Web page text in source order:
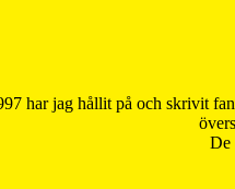
har jag hållit på och skrivit
De